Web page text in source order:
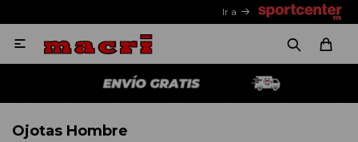
Ir a

Ojotas Hombre